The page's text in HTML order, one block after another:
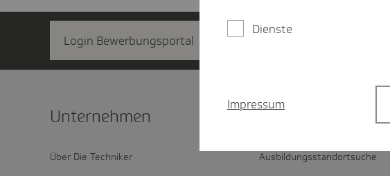
Login Bewerbungsportal
Unter­nehmen
Über Die Techniker
Schnell­suche
Ausbildungsstandortsuche
Dienste
Impressum